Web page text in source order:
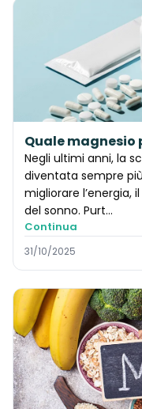
Quale
Negli ultimi anni, la
diventata sempre
migliorare l’energia,
del sonno. Purt…
Continua
31/10/2025